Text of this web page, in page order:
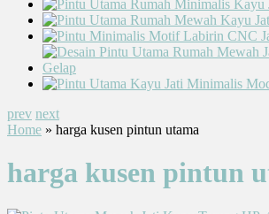
prev next
Home » harga kusen pintun utama
harga kusen pintun